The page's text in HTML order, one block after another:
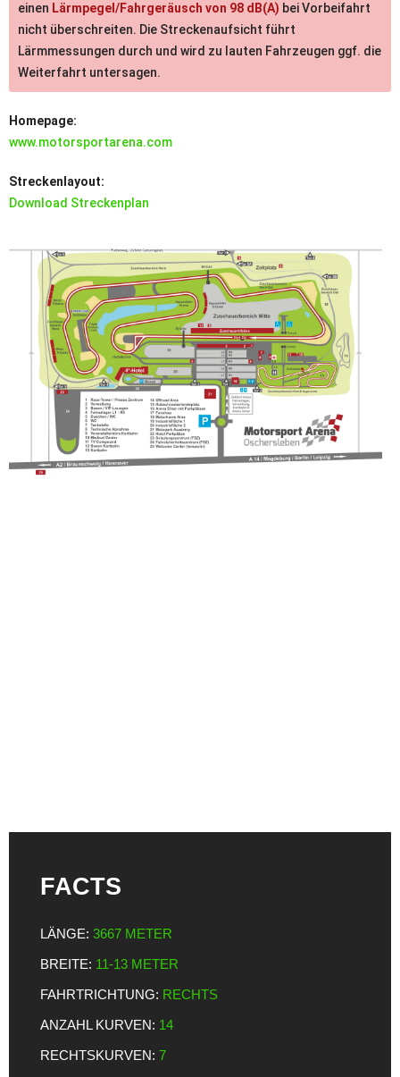
einen Lärmpegel/Fahrgeräusch von 98 dB(A) bei Vorbeifahrt
nicht überschreiten. Die Streckenaufsicht führt
Lärmmessungen durch und wird zu lauten Fahrzeugen ggf. die
Weiterfahrt untersagen.
Homepage:
www.motorsportarena.com
Streckenlayout:
Download Streckenplan
FACTS
LÄNGE: 3667 METER
BREITE: 11-13 METER
FAHRTRICHTUNG: RECHTS
ANZAHL KURVEN: 14
RECHTSKURVEN: 7